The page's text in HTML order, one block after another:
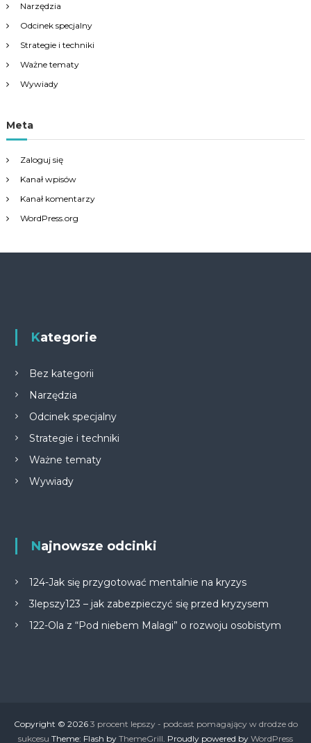
Narzędzia
Odcinek specjalny
Strategie i techniki
Ważne tematy
Wywiady
Meta
Zaloguj się
Kanał wpisów
Kanał komentarzy
WordPress.org
Kategorie
Bez kategorii
Narzędzia
Odcinek specjalny
Strategie i techniki
Ważne tematy
Wywiady
Najnowsze odcinki
124-Jak się przygotować mentalnie na kryzys
3lepszy123 – jak zabezpieczyć się przed kryzysem
122-Ola z “Pod niebem Malagi” o rozwoju osobistym
Copyright © 2026 3 procent lepszy - podcast pomagający w drodze do
sukcesu Theme: Flash by ThemeGrill. Proudly powered by WordPress